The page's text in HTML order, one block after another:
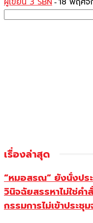
-
เรื่องล่าสุด
“หมอสรณ” ยังนั่งปร
วินิจฉัยสรรหาไม่ใช่ค
กรรมการไม่เข้าประ